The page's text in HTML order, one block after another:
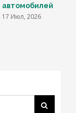
автомобилей
17 Июл, 2026